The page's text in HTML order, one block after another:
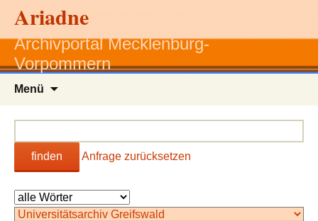
Ariadne
Archivportal Mecklenburg-
Vorpommern
Menü
finden Anfrage zurücksetzen